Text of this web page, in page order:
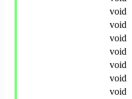
void
void
void
void
void
void
void